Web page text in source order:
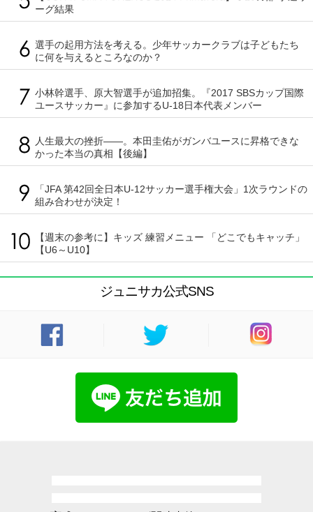
ーグ結果
選手の起用方法を考える。少年サッカークラブは子どもたち
に何を与えるところなのか？
小林幹選手、原大智選手が追加招集。『2017 SBSカップ国際
ユースサッカー』に参加するU-18日本代表メンバー
人生最大の挫折――。本田圭佑がガンバユースに昇格できな
かった本当の真相【後編】
「JFA 第42回全日本U-12サッカー選手権大会」1次ラウンドの
組み合わせが決定！
【週末の参考に】キッズ 練習メニュー 「どこでもキャッチ」
【U6～U10】
ジュニサカ公式SNS